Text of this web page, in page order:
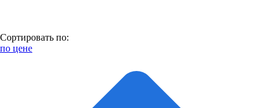
Сортировать по:
по цене